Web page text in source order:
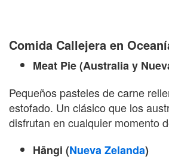
Comida Callejera en
Meat Pie (Australia y
Pequeños pasteles de carne
estofado. Un clásico que los
disfrutan en cualquier momento
Hāngi (Nueva Zelanda)